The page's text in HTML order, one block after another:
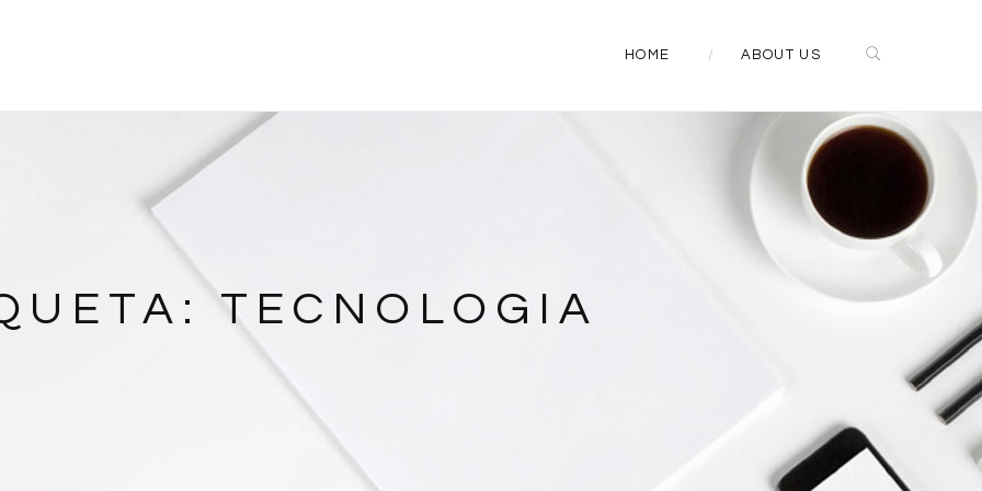
HOME ABOUT US
TECNOLOGIA